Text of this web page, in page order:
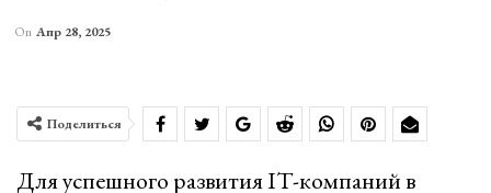
On Апр 28, 2025
Поделиться
Для успешного развития IT-компаний в